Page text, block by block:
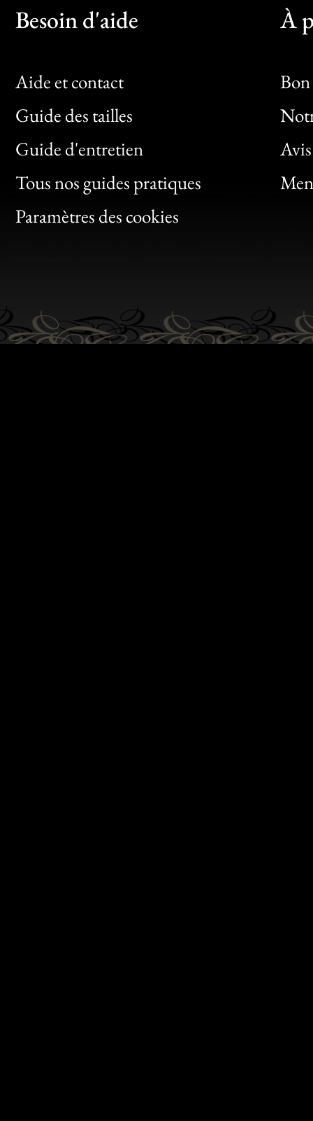
Besoin d'aide
Aide et contact
Guide des tailles
Guide d'entretien
Tous nos guides pratiques
Paramètres des cookies
À
Bon
Clic